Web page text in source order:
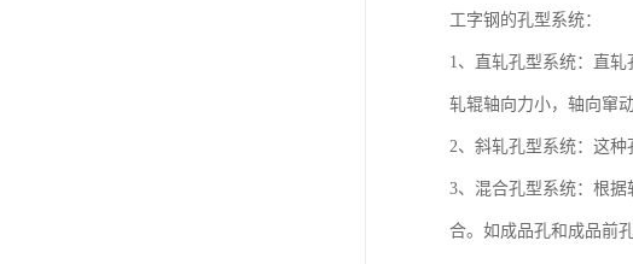
工字钢的孔型系统：
1、直轧孔型系统：直
轧辊轴向力小，轴向窜
2、斜轧孔型系统：这
3、混合孔型系统：根
合。如成品孔和成品前